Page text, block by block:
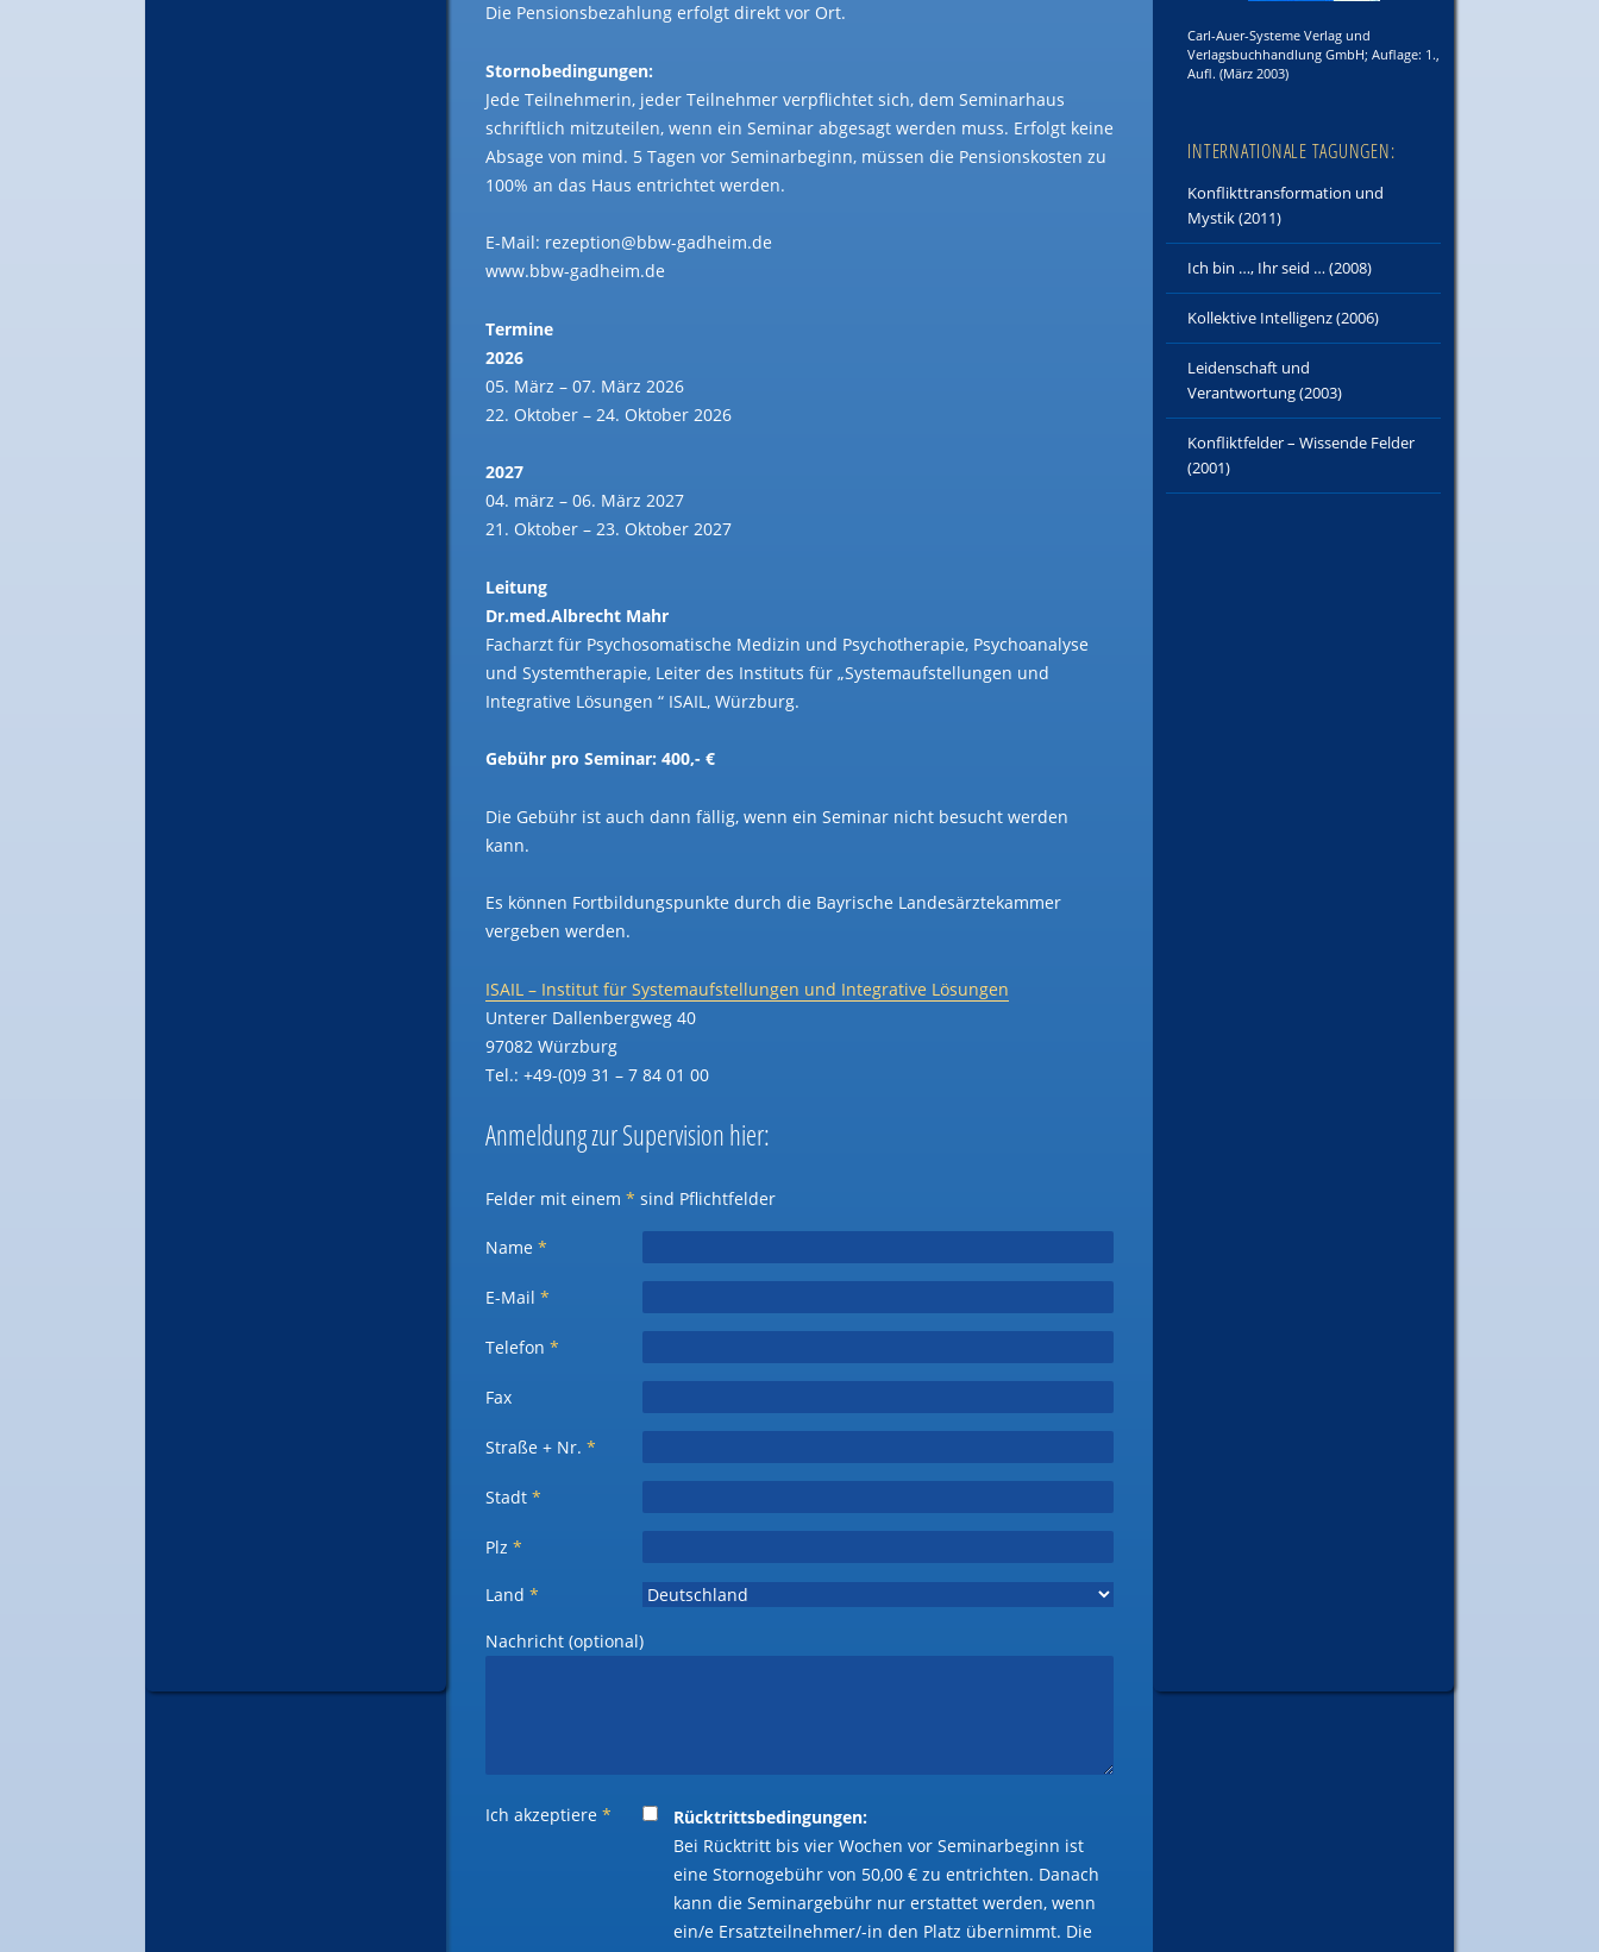
Carl-Auer-Systeme Verlag und
Verlagsbuchhandlung GmbH; Auflage: 1.,
Aufl. (März 2003)
INTERNATIONALE TAGUNGEN:
Konflikttransformation und
Mystik (2011)
Ich bin …, Ihr seid … (2008)
Kollektive Intelligenz (2006)
Leidenschaft und
Verantwortung (2003)
Konfliktfelder – Wissende Felder
(2001)
Die Pensionsbezahlung erfolgt direkt vor Ort.
Stornobedingungen:
Jede Teilnehmerin, jeder Teilnehmer verpflichtet sich, dem Seminarhaus
schriftlich mitzuteilen, wenn ein Seminar abgesagt werden muss. Erfolgt keine
Absage von mind. 5 Tagen vor Seminarbeginn, müssen die Pensionskosten zu
100% an das Haus entrichtet werden.
E-Mail: rezeption@bbw-gadheim.de
www.bbw-gadheim.de
Termine
2026
05. März – 07. März 2026
22. Oktober – 24. Oktober 2026
2027
04. märz – 06. März 2027
21. Oktober – 23. Oktober 2027
Leitung
Dr.med.Albrecht Mahr
Facharzt für Psychosomatische Medizin und Psychotherapie, Psychoanalyse
und Systemtherapie, Leiter des Instituts für „Systemaufstellungen und
Integrative Lösungen “ ISAIL, Würzburg.
Gebühr pro Seminar: 400,- €
Die Gebühr ist auch dann fällig, wenn ein Seminar nicht besucht werden
kann.
Es können Fortbildungspunkte durch die Bayrische Landesärztekammer
vergeben werden.
ISAIL – Institut für Systemaufstellungen und Integrative Lösungen
Unterer Dallenbergweg 40
97082 Würzburg
Tel.: +49-(0)9 31 – 7 84 01 00
Anmeldung zur Supervision hier:
Felder mit einem * sind Pflichtfelder
Name *
E-Mail *
Telefon *
Fax
Straße + Nr. *
Stadt *
Plz *
Land *
Nachricht (optional)
Ich akzeptiere *
Rücktrittsbedingungen:
Bei Rücktritt bis vier Wochen vor Seminarbeginn ist
eine Stornogebühr von 50,00 € zu entrichten. Danach
kann die Seminargebühr nur erstattet werden, wenn
ein/e Ersatzteilnehmer/-in den Platz übernimmt. Die